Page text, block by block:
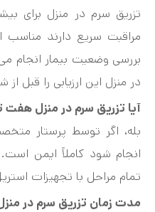
تزریق سرم در منزل برای
مراقبت سریع دارند مناسب
بررسی وضعیت بیمار
در منزل این ارزیابی را قبل
آیا تزریق سرم در منزل
بله، اگر توسط پرستار
انجام شود کاملاً ایمن
تمام مراحل با تجهیزات
مدت زمان تزریق سرم در